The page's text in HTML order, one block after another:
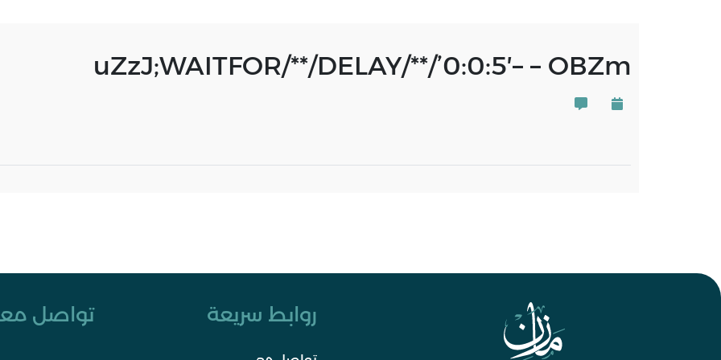
uZzJ;WAITFOR/**/DELAY/**/’0:0:5′– – OBZm
روابط سريعة تواصل